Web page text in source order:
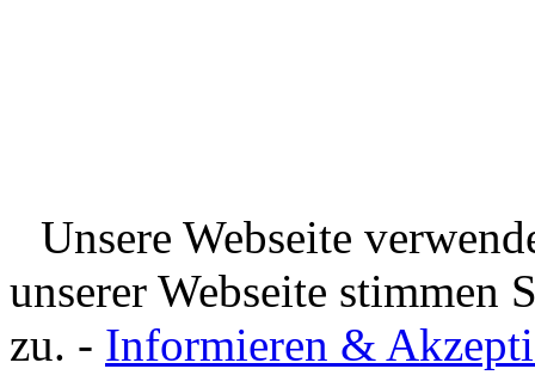
Unsere Webseite
unserer Webseite stimmen
zu. - Informieren &